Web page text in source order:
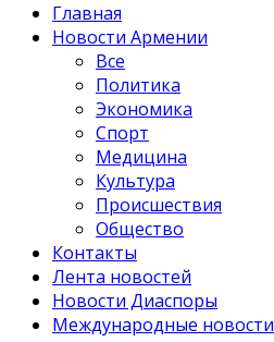
Главная
Новости Армении
Все
Политика
Экономика
Спорт
Медицина
Культура
Происшествия
Общество
Контакты
Лента новостей
Новости Диаспоры
Международные новости